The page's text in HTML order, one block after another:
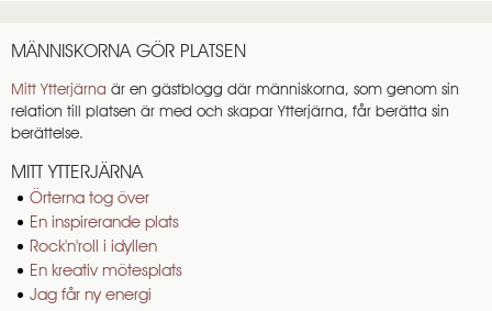
MÄNNISKORNA GÖR PLATSEN
Mitt Ytterjärna är en gästblogg där människorna, som genom sin
relation till platsen är med och skapar Ytterjärna, får berätta sin
berättelse.
MITT YTTERJÄRNA
Örterna tog över
En inspirerande plats
Rock'n'roll i idyllen
En kreativ mötesplats
Jag får ny energi